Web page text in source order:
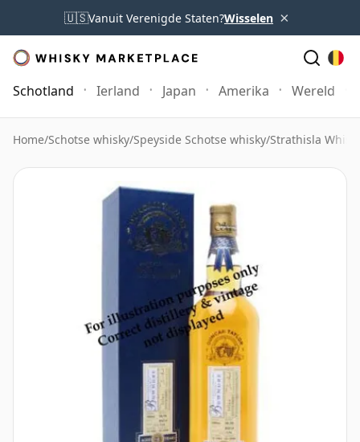
🇺🇸Vanuit Verenigde Staten?Wisselen ×
Schotland Ierland Japan Amerika Wereld
Home/Schotse whisky/Speyside Schotse whisky/Strathisla